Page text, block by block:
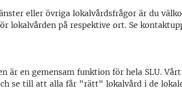
eller övriga lokalvårdsfrågor är du
lokalvården på respektive ort. Se
är en gemensam funktion för hela SLU.
se till att alla får "rätt" lokalvård i de